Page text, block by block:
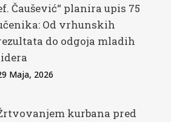
Čaušević“ planira upis 75
Od vrhunskih
do odgoja mladih
Maja, 2026
kurbana pred